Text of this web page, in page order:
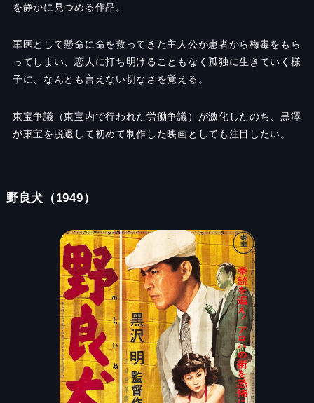
を静かに見つめる作品。
軍医として懸命に命を救ってきた主人公が患者から梅毒をもら
ってしまい、恋人に打ち明けることもなく孤独に生きていく様
子に、なんとも言えない切なさを覚える。
東宝争議（東宝内で行われた労働争議）が激化したのち、黒澤
が東宝を脱退して初めて制作した映画としても注目したい。
野良犬（1949）